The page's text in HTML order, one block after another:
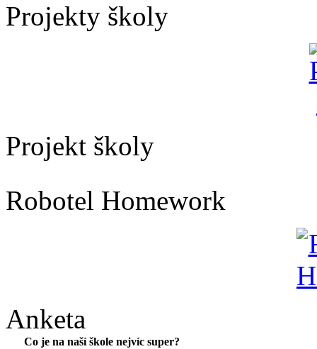
Projekty školy
Projekt školy
Robotel Homework
Anketa
Co je na naší škole nejvíc super?